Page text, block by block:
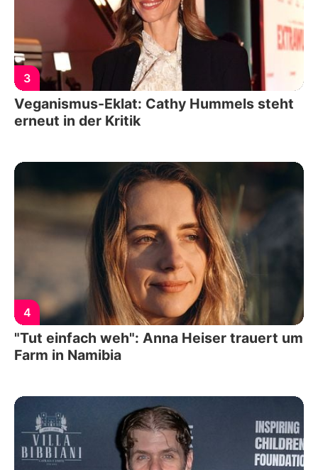
3
Veganismus-Eklat: Cathy Hummels steht
erneut in der Kritik
4
"Tut einfach weh": Anna Heiser trauert um
Farm in Namibia